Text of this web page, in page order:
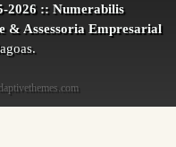
2026 :: Numerabilis
& Assessoria Empresarial